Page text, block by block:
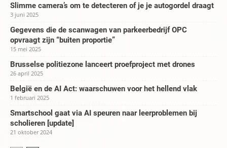
Slimme camera’s om te detecteren of je je autogordel draagt
3 juni 2025
Gegevens die de scanwagen van parkeerbedrijf OPC
opvraagt zijn “buiten proportie”
15 mei 2025
Brusselse politiezone lanceert proefproject met drones
26 april 2025
België en de AI Act: waarschuwen voor het hellend vlak
1 februari 2025
Smartschool gaat via AI speuren naar leerproblemen bij
scholieren [update]
21 oktober 2024